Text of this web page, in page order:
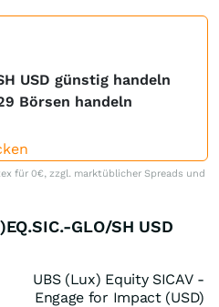
USD günstig handeln
Börsen handeln
für 0€, zzgl. marktüblicher Spreads und
GLO/SH USD
UBS (Lux) Equity SICAV -
Engage for Impact (USD)